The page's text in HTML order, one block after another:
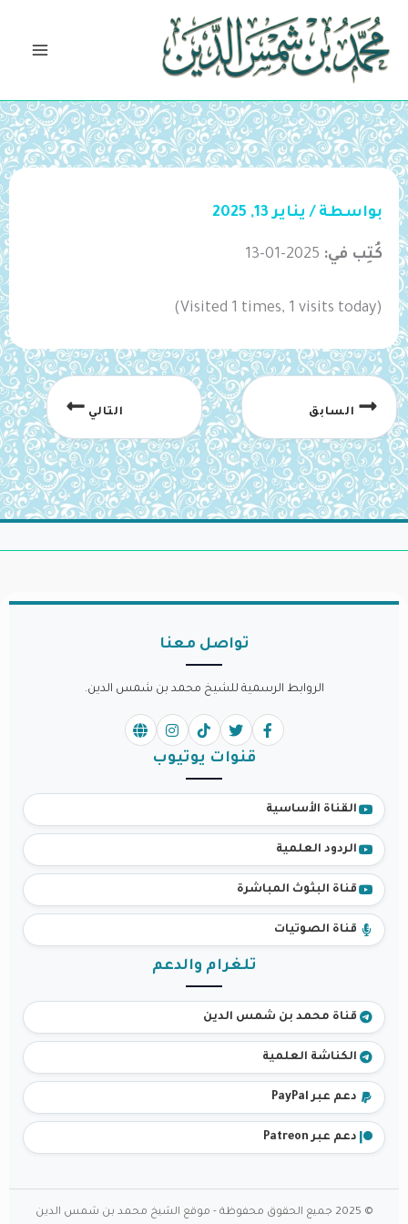
تخطي
المحتوى
بواسطة / يناير 13, 2025
كُتِب في: 2025-01-13
(Visited 1 times, 1 visits today)
السابق التالي
تواصل معنا
الروابط الرسمية للشيخ محمد بن شمس الدين.
قنوات يوتيوب
القناة الأساسية
الردود العلمية
قناة البثوث المباشرة
قناة الصوتيات
تلغرام والدعم
قناة محمد بن شمس الدين
الكناشة العلمية
دعم عبر PayPal
دعم عبر Patreon
© 2025 جميع الحقوق محفوظة - موقع الشيخ محمد بن شمس الدين